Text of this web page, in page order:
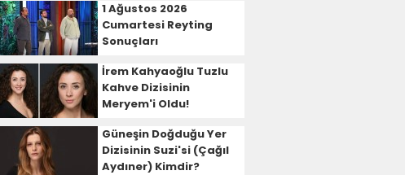
1 Ağustos 2026
Cumartesi Reyting
Sonuçları
İrem Kahyaoğlu Tuzlu
Kahve Dizisinin
Meryem'i Oldu!
Güneşin Doğduğu Yer
Dizisinin Suzi'si (Çağıl
Aydıner) Kimdir?